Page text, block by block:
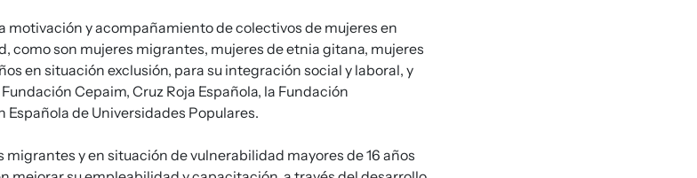
motivación y acompañamiento de colectivos de mujeres en
como son mujeres migrantes, mujeres de etnia gitana, mujeres
en situación exclusión, para su integración social y laboral, y
Cepaim, Cruz Roja Española, la Fundación
de Universidades Populares.
y en situación de vulnerabilidad mayores de 16 años